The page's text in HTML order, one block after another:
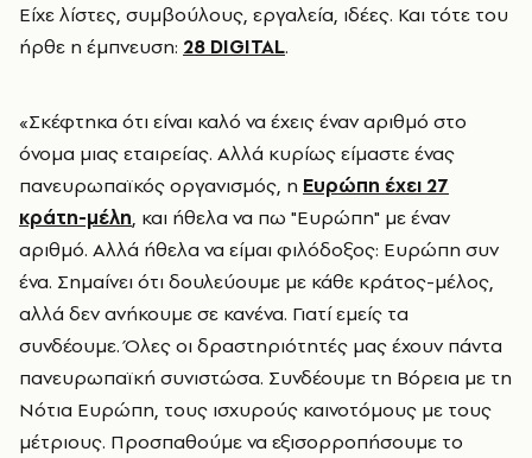
Είχε λίστες, συμβούλους, εργαλεία, ιδέες. Και τότε του
ήρθε η έμπνευση: 28 DIGITAL.
«Σκέφτηκα ότι είναι καλό να έχεις έναν αριθμό στο
όνομα μιας εταιρείας. Αλλά κυρίως είμαστε ένας
πανευρωπαϊκός οργανισμός, η Ευρώπη έχει 27
κράτη-μέλη, και ήθελα να πω "Ευρώπη" με έναν
αριθμό. Αλλά ήθελα να είμαι φιλόδοξος: Ευρώπη συν
ένα. Σημαίνει ότι δουλεύουμε με κάθε κράτος-μέλος,
αλλά δεν ανήκουμε σε κανένα. Γιατί εμείς τα
συνδέουμε. Όλες οι δραστηριότητές μας έχουν πάντα
πανευρωπαϊκή συνιστώσα. Συνδέουμε τη Βόρεια με τη
Νότια Ευρώπη, τους ισχυρούς καινοτόμους με τους
μέτριους. Προσπαθούμε να εξισορροπήσουμε το